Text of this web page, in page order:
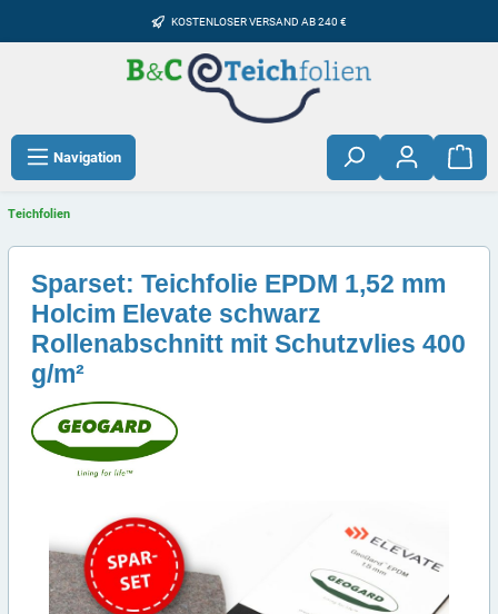
KOSTENLOSER VERSAND AB 240 €
Navigation
Teichfolien
Sparset: Teichfolie EPDM 1,52 mm
Holcim Elevate schwarz
Rollenabschnitt mit Schutzvlies 400
g/m²